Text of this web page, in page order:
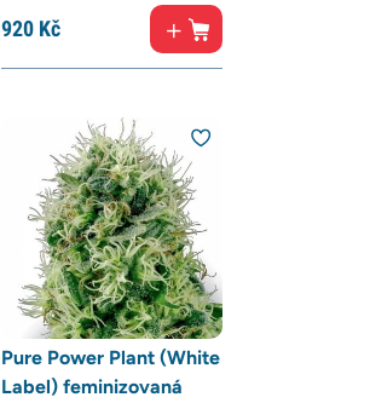
920Kč
Pure Power Plant (White
Label) feminizovaná